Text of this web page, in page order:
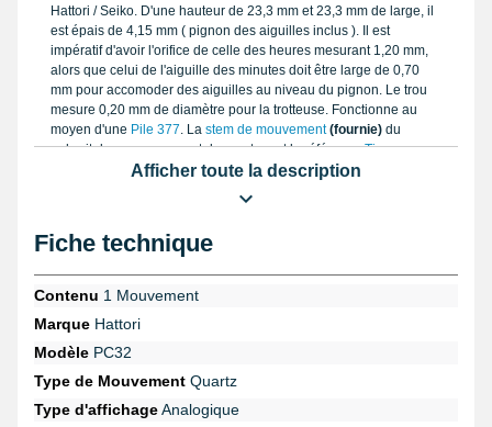
Hattori / Seiko. D'une hauteur de 23,3 mm et 23,3 mm de large, il
est épais de 4,15 mm ( pignon des aiguilles inclus ). Il est
impératif d'avoir l'orifice de celle des heures mesurant 1,20 mm,
alors que celui de l'aiguille des minutes doit être large de 0,70
mm pour accomoder des aiguilles au niveau du pignon. Le trou
mesure 0,20 mm de diamètre pour la trotteuse. Fonctionne au
moyen d'une Pile 377. La stem de mouvement (fournie) du
gabarit de ce mouvement de montre est la référenceTige
remontoir montre Stem Hattory - Model : 354.300. Ce mouvement
Afficher toute la description
Fiche technique
Contenu 1 Mouvement
Marque Hattori
Modèle PC32
Type de Mouvement Quartz
Type d'affichageAnalogique